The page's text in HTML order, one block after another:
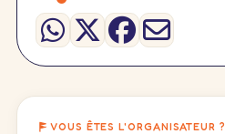
VOUS ÊTES L'ORGANISATEUR ?